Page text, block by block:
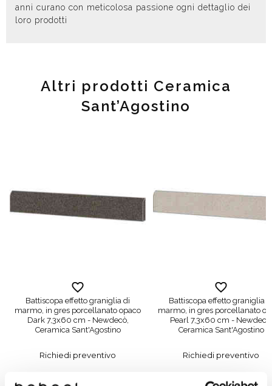
anni curano con meticolosa passione ogni dettaglio dei
loro prodotti
Altri prodotti Ceramica
Sant’Agostino
Battiscopa effetto graniglia di
marmo, in gres porcellanato opaco
Dark 7,3x60 cm - Newdecò,
Ceramica Sant'Agostino
Richiedi preventivo
Battiscopa effetto graniglia
marmo, in gres porcellanato
Pearl 7,3x60 cm - Newdecò,
Ceramica Sant'Agostino
Richiedi preventivo